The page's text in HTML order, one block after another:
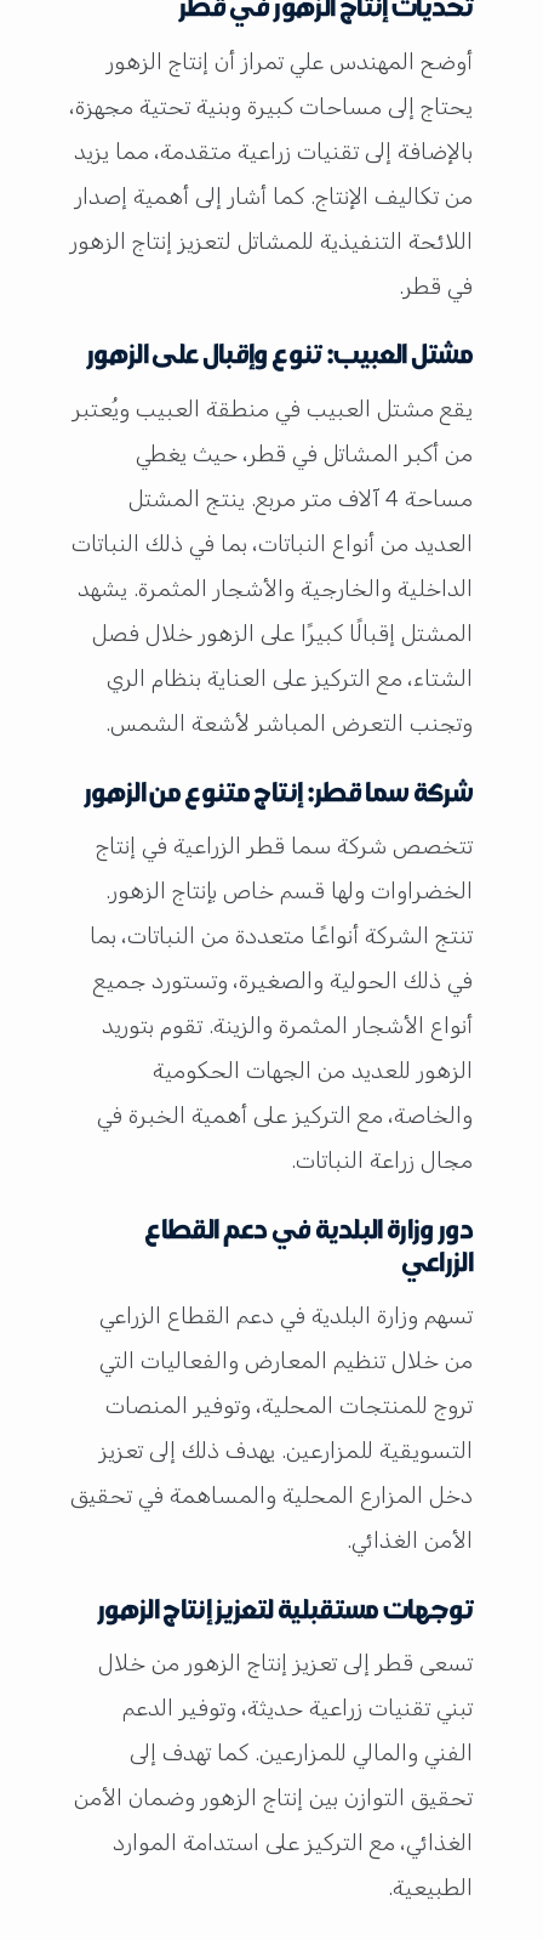
أوضح المهندس علي تمراز أن إنتاج الزهور
يحتاج إلى مساحات كبيرة وبنية تحتية مجهزة،
بالإضافة إلى تقنيات زراعية متقدمة، مما يزيد
من تكاليف الإنتاج. كما أشار إلى أهمية إصدار
اللائحة التنفيذية للمشاتل لتعزيز إنتاج الزهور
في قطر.
مشتل العبيب: تنوع وإقبال على الزهور
يقع مشتل العبيب في منطقة العبيب ويُعتبر
من أكبر المشاتل في قطر، حيث يغطي
مساحة 4 آلاف متر مربع. ينتج المشتل
العديد من أنواع النباتات، بما في ذلك النباتات
الداخلية والخارجية والأشجار المثمرة. يشهد
المشتل إقبالًا كبيرًا على الزهور خلال فصل
الشتاء، مع التركيز على العناية بنظام الري
وتجنب التعرض المباشر لأشعة الشمس.
شركة سما قطر: إنتاج متنوع من الزهور
تتخصص شركة سما قطر الزراعية في إنتاج
الخضراوات ولها قسم خاص بإنتاج الزهور.
تنتج الشركة أنواعًا متعددة من النباتات، بما
في ذلك الحولية والصغيرة، وتستورد جميع
أنواع الأشجار المثمرة والزينة. تقوم بتوريد
الزهور للعديد من الجهات الحكومية
والخاصة، مع التركيز على أهمية الخبرة في
مجال زراعة النباتات.
دور وزارة البلدية في دعم القطاع
الزراعي
تسهم وزارة البلدية في دعم القطاع الزراعي
من خلال تنظيم المعارض والفعاليات التي
تروج للمنتجات المحلية، وتوفير المنصات
التسويقية للمزارعين. يهدف ذلك إلى تعزيز
دخل المزارع المحلية والمساهمة في تحقيق
الأمن الغذائي.
توجهات مستقبلية لتعزيز إنتاج الزهور
تسعى قطر إلى تعزيز إنتاج الزهور من خلال
تبني تقنيات زراعية حديثة، وتوفير الدعم
الفني والمالي للمزارعين. كما تهدف إلى
تحقيق التوازن بين إنتاج الزهور وضمان الأمن
الغذائي، مع التركيز على استدامة الموارد
الطبيعية.